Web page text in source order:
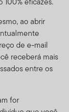
ao abrir
de e-mail
receberá mais
entre os
for
servidor da
a um
pode usar o
com o uso
web, com